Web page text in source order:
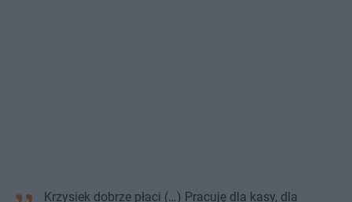
Krzysiek dobrze płaci (…) Pracuję dla kasy, dla